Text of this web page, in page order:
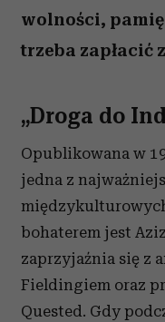
wolności,
trzeba zapłacić
„Droga do
Opublikowana w
jedna z
bohaterem jest
zaprzyjaźnia się z
Fieldingiem oraz
Quested. Gdy